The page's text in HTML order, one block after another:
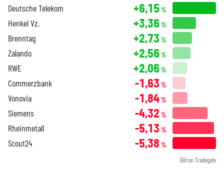
Deutsche Telekom +6,15 %
Henkel Vz. +3,36 %
Brenntag +2,73 %
Zalando +2,56 %
RWE +2,06 %
Commerzbank -1,63 %
Vonovia -1,84%
Siemens -4,32 %
Rheinmetall -5,13 %
Scout24 -5,38 %
Börse: Tradegate